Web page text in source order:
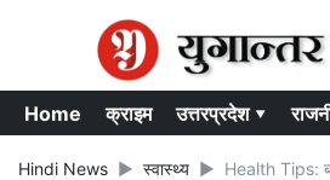
Home क्राइम उत्तरप्रदेश ▾
Hindi News स्वास्थ्य Health Tips: